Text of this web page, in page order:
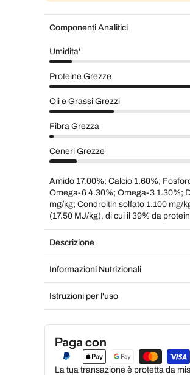
Componenti Analitici
Umidita'
Proteine Grezze
Oli e Grassi Grezzi
Fibra Grezza
Ceneri Grezze
Amido 17.00%; Calcio 1.60%;
Omega-6 4.30%; Omega-3 1.30%;
mg/kg; Condroitin solfato 1.100 mg/
(17.50 MJ/kg), di cui il 39% da
Descrizione
Informazioni Nutrizionali
Istruzioni per l'uso
Paga con
La tua transazione è protetta da